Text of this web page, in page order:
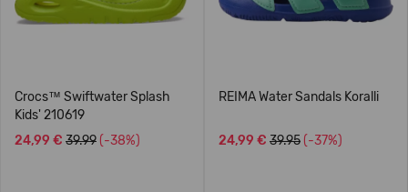
Crocs™ Swiftwater Splash
Kids' 210619
24,99 € 39.99 (-38%)
REIMA Water Sandals Koralli
24,99 € 39.95 (-37%)